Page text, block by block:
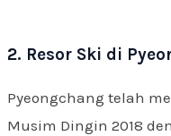
2. Resor Ski di
Pyeongchang telah
Musim Dingin 2018